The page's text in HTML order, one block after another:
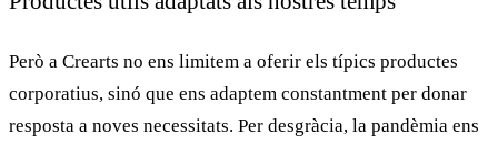
Però a Crearts no ens limitem a oferir els típics productes
corporatius, sinó que ens adaptem constantment per donar
resposta a noves necessitats. Per desgràcia, la pandèmia ens